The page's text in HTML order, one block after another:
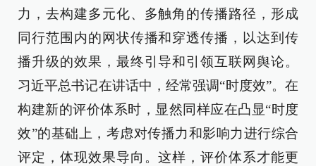
力，去构建多元化、多触角的传播路径，形成
同行范围内的网状传播和穿透传播，以达到传
播升级的效果，最终引导和引领互联网舆论。
习近平总书记在讲话中，经常强调“时度效”。在
构建新的评价体系时，显然同样应在凸显“时度
效”的基础上，考虑对传播力和影响力进行综合
评定，体现效果导向。这样，评价体系才能更